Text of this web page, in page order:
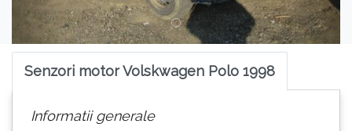
Senzori motor Volskwagen Polo 1998
Informatii generale